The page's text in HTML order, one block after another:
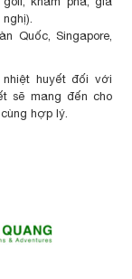
Quốc, Singapore,
huyết đối với
sẽ mang đến cho
hợp lý.